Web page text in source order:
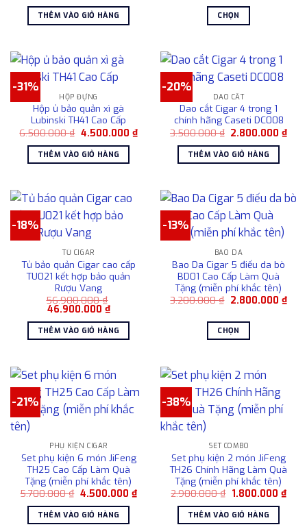
là:
9.500.000 ₫.
THÊM VÀO GIỎ HÀNG là:
2.600.000 ₫.
CHỌN
này
có
biến
thể.
Các
tùy
chọn
được
chọn
trên
trang
sản
phẩm
-31%
HỘP ĐỰNG
Hộp ủ bảo quản xì gà
Lubinski TH41 Cao Cấp
6.500.000₫ Giá
là:
6.500.000 ₫.
4.500.000 ₫Giá
hiện
4.500.000 ₫.
THÊM VÀO GIỎ HÀNG
-20%
DAO CẮT
Dao cắt Cigar 4 trong 1
chính hãng Caseti DC008
3.500.000₫ Giá
là:
3.500.000 ₫.
2.800.000₫Giá
hiện
THÊM VÀO GIỎ HÀNG
-18%
TỦ CIGAR
Tủ bảo quản Cigar cao cấp
TU021 kết hợp bảo quản
Rượu Vang
56.900.000₫
Giá
là:
56.900.000 ₫.
46.900.000 ₫Giá
hiện
tại
là:
46.900.000 ₫.
THÊM VÀO GIỎ HÀNG
-13%
BAO DA
Bao Da Cigar 5 điếu da bò
BD01 Cao Cấp Làm Quà
Tặng (miễn phí khắc tên)
3.200.000₫ Giá
3.200.000 ₫.
2.800.000 ₫Giá
hiện
CHỌN
này
có
nhiều
biến
Các
tùy
chọn
có
thể
được
-21%
PHỤ KIỆN CIGAR
Set phụ kiện 6 món JiFeng
TH25 Cao Cấp Làm Quà
Tặng (miễn phí khắc tên)
5.700.000₫ Giá
là:
5.700.000 ₫.
4.500.000 ₫Giá
THÊM VÀO GIỎ HÀNG
-38%
SET COMBO
Set phụ kiện 2 món JiFeng
TH26 Chính Hãng Làm Quà
Tặng (miễn phí khắc tên)
2.900.000₫ Giá
là:
2.900.000 ₫.
1.800.000 ₫Giá
THÊM VÀO GIỎ HÀNG